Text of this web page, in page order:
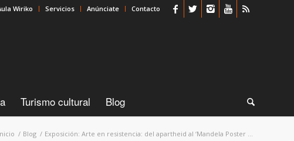
Wiriko Servicios Anúnciate Contacto
Turismo cultural Blog
/ Blog / Exposición: Arte en resistencia: del apartheid al ‘Mandela Poster ...